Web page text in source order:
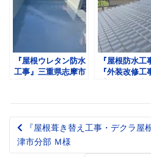
『屋根ウレタン防水
工事』三重県志摩市
『屋根防水工
『外装改修工
Post
navigation
『屋根葺き替え工事・デクラ屋
津市分部 Ｍ様